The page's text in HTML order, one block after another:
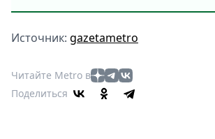
Источник: gazetametro
Читайте Metro в
Поделиться